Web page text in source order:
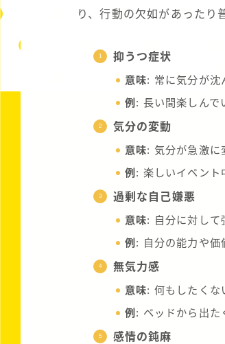
り、行動の欠如があったり
抑うつ症状
意味: 常に気分が沈
例 : 長い間楽しんで
気分の変動
意味: 気分が急激に
例 : 楽しいイベント
過剰な自己嫌悪
意味: 自分に対して
例 : 自分の能力や価
無気力感
意味: 何もしたくな
例 : ベッドから出た
感情の鈍麻